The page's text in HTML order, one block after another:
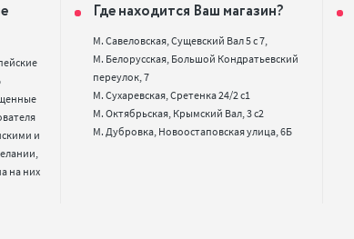
и
на них
Где находится Ваш магазин?
М. Савеловская, Сущевский Вал 5 с 7,
М. Белорусская, Большой Кондратьевский
переулок, 7
М. Сухаревская, Сретенка 24/2 с1
М. Октябрьская, Крымский Вал, 3 с2